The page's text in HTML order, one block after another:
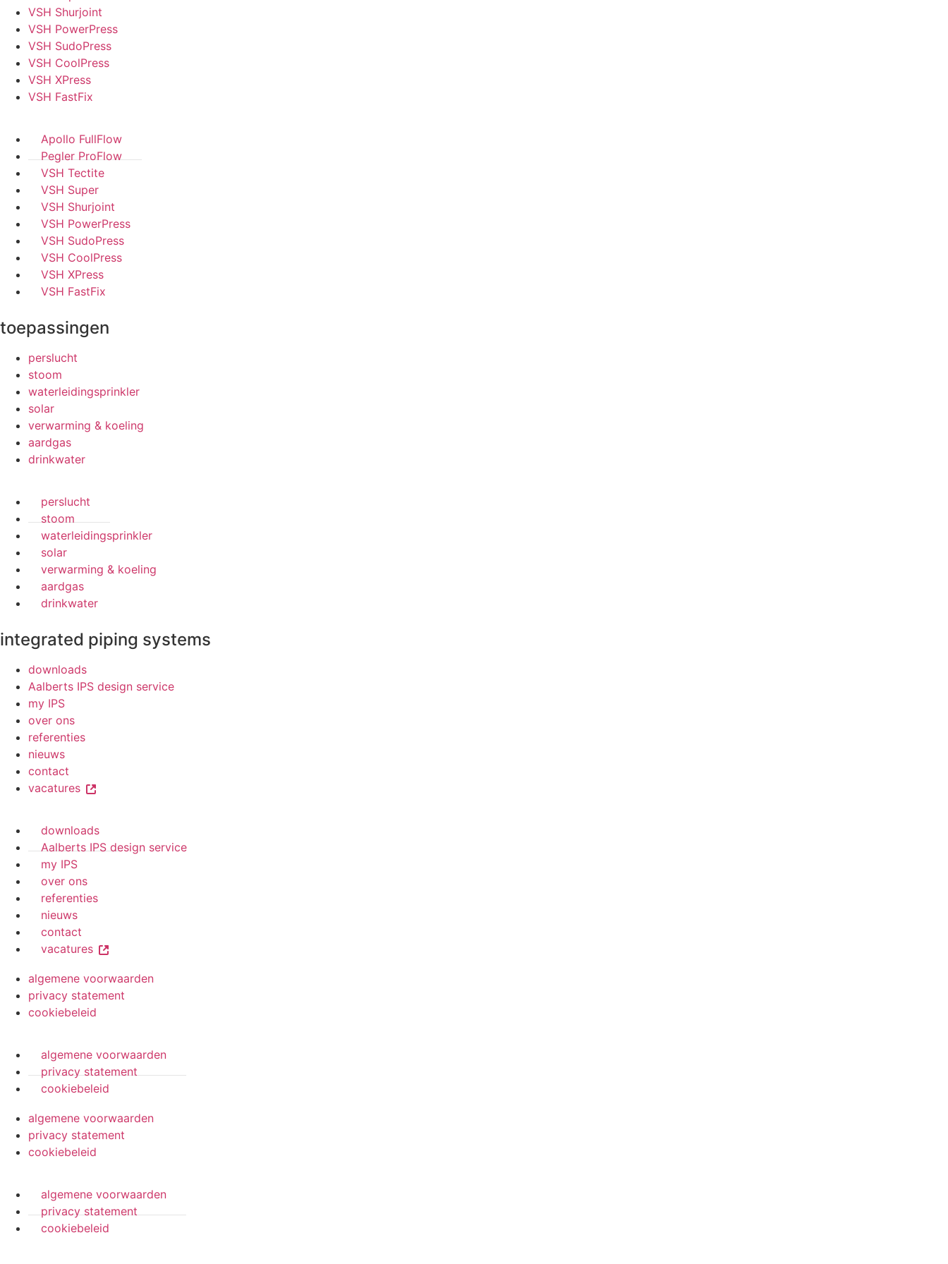
VSH Shurjoint
VSH PowerPress
VSH SudoPress
VSH CoolPress
VSH XPress
VSH FastFix
Apollo FullFlow
Pegler ProFlow
VSH Tectite
VSH Super
VSH Shurjoint
VSH PowerPress
VSH SudoPress
VSH CoolPress
VSH XPress
VSH FastFix
toepassingen
perslucht
stoom
waterleidingsprinkler
solar
verwarming & koeling
aardgas
drinkwater
perslucht
stoom
waterleidingsprinkler
solar
verwarming & koeling
aardgas
drinkwater
integrated piping systems
downloads
Aalberts IPS design service
my IPS
over ons
referenties
nieuws
contact
vacatures
downloads
Aalberts IPS design service
my IPS
over ons
referenties
nieuws
contact
vacatures
algemene voorwaarden
privacy statement
cookiebeleid
algemene voorwaarden
privacy statement
cookiebeleid
algemene voorwaarden
privacy statement
cookiebeleid
algemene voorwaarden
privacy statement
cookiebeleid